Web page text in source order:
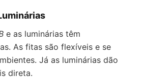
e as luminárias têm
As fitas são flexíveis e se
Já as luminárias dão
direta.